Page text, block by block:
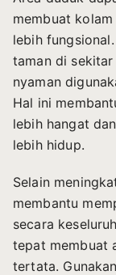
membuat
lebih
taman di
nyaman
Hal ini
lebih hangat
lebih hidup.
Selain
membantu
secara
tepat membuat
tertata.